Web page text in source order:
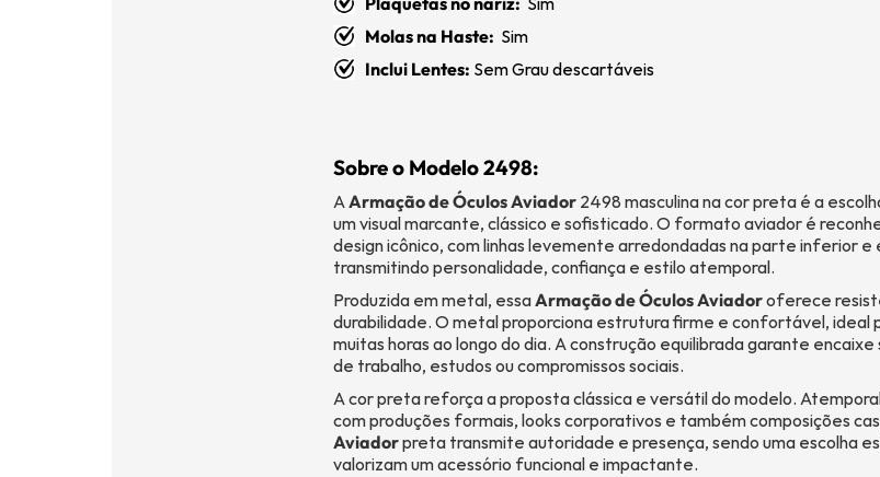
Molas na Haste: Sim
Inclui Lentes: Sem Grau descartáveis
Sobre o Modelo 2498:
AArmação de Óculos Aviador 2498 masculina na cor preta é a
um visual marcante, clássico e sofisticado. O formato aviador é
design icônico, com linhas levemente arredondadas na parte inferior
transmitindo personalidade, confiança e estilo atemporal.
Produzida em metal, essaArmação de Óculos Aviadoroferece
durabilidade. O metal proporciona estrutura firme e confortável, ideal
muitas horas ao longo do dia. A construção equilibrada garante
de trabalho, estudos ou compromissos sociais.
A cor preta reforça a proposta clássica e versátil do modelo.
com produções formais, looks corporativos e também composições
Aviadorpreta transmite autoridade e presença, sendo uma escolha
valorizam um acessório funcional e impactante.